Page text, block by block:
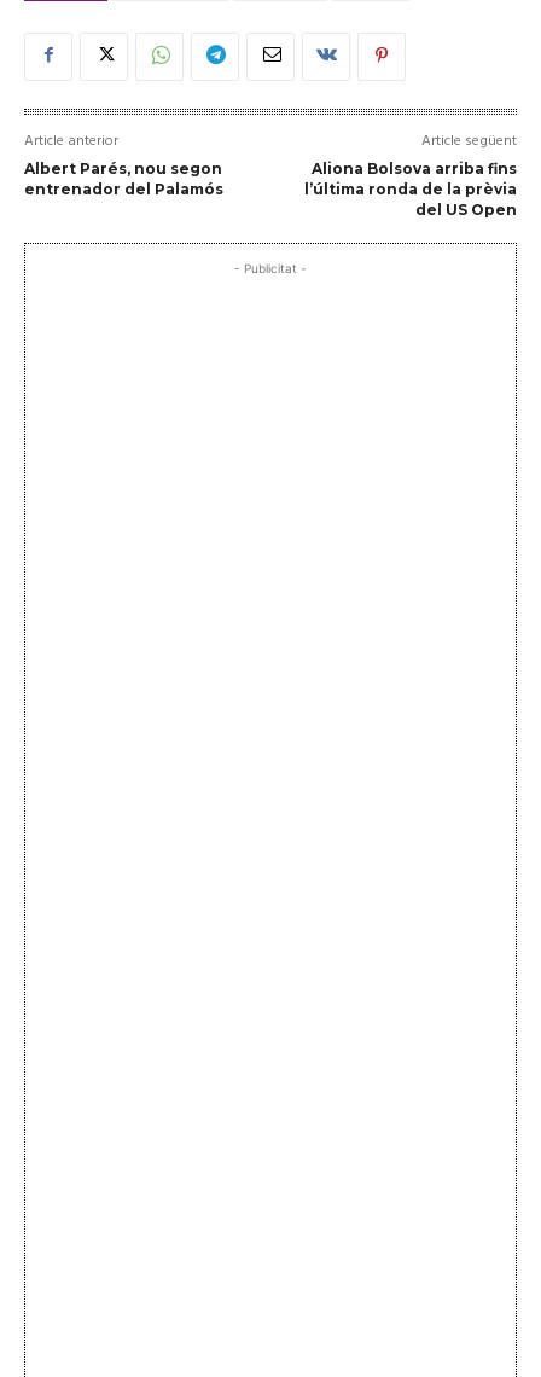
Article anterior
Albert Parés, nou segon
entrenador del Palamós
Article següent
Aliona Bolsova arriba fins
l’última ronda de la prèvia
del US Open
- Publicitat -